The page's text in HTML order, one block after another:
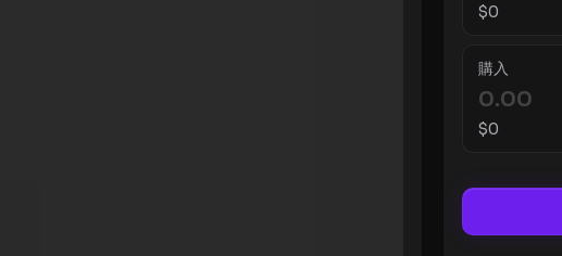
$0
購入
$0